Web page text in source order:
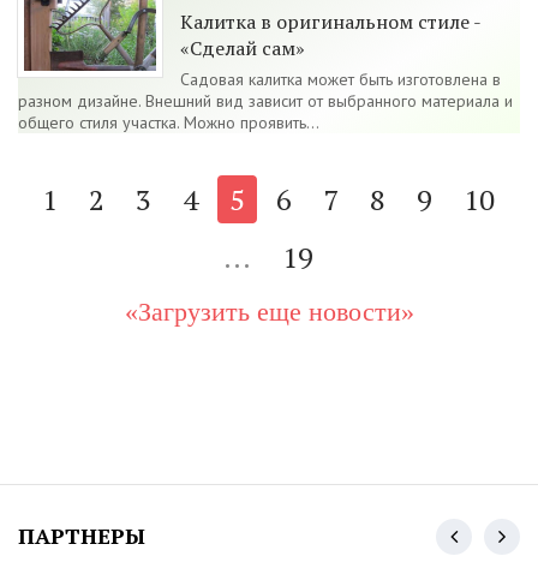
Калитка в оригинальном стиле -
«Сделай сам»
Садовая калитка может быть изготовлена в
разном дизайне. Внешний вид зависит от выбранного материала и
общего стиля участка. Можно проявить...
1 2 3 4 5 6 7 8 9
10
...
19
«Загрузить еще новости»
ПАРТНЕРЫ